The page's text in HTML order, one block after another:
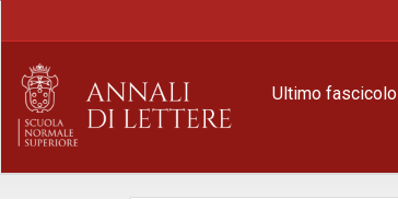
principale
Barra
laterale
Ultimo fascicolo